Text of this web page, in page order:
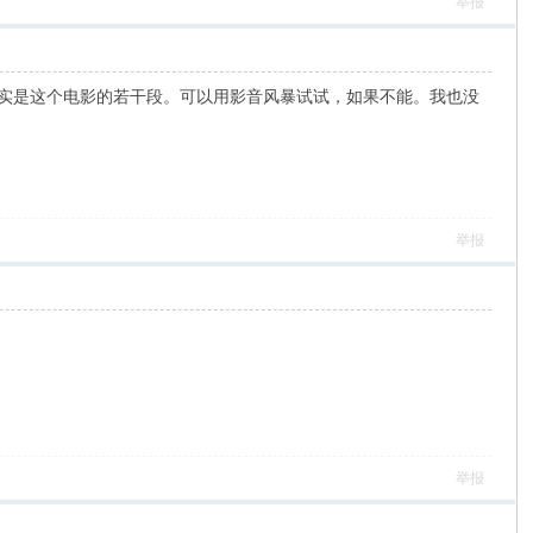
这个电影的若干段。可以用影音风暴试试，如果不能。我也没
举报
举报